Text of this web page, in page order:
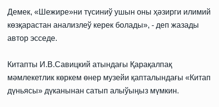
Демек, «Шежире»ни түсиниў ушын оны ҳәзирги илимий
көзқарастан анализлеў керек болады», - деп жазады
автор эсседе.
Китапты И.В.Савицкий атындағы Қарақалпақ
мәмлекетлик көркем өнер музейи қапталындағы «Китап
дүньясы» дүканынан сатып алыўыңыз мүмкин.